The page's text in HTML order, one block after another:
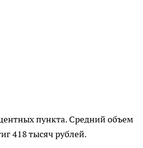
пункта. Средний объем
418 тысяч рублей.